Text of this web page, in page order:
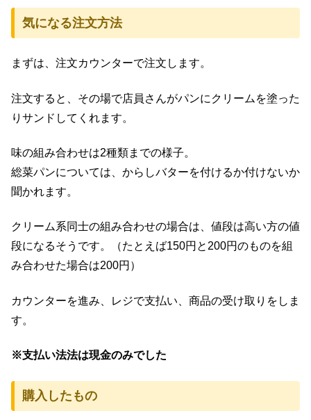
気になる注文方法
まずは、注文カウンターで注文します。
注文すると、その場で店員さんがパンにクリームを塗った
りサンドしてくれます。
味の組み合わせは2種類までの様子。
総菜パンについては、からしバターを付けるか付けないか
聞かれます。
クリーム系同士の組み合わせの場合は、値段は高い方の値
段になるそうです。（たとえば150円と200円のものを組
み合わせた場合は200円）
カウンターを進み、レジで支払い、商品の受け取りをしま
す。
※支払い法法は現金のみでした
購入したもの